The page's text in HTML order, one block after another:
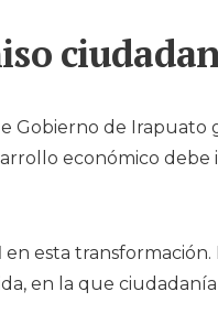
Gobierno de Irapuato
económico debe
en esta transformación.
en la que